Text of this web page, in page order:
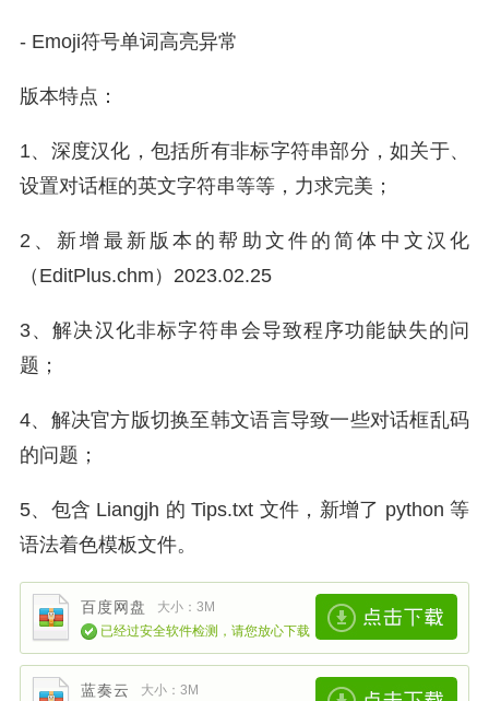
- Emoji符号单词高亮异常
版本特点：
1、深度汉化，包括所有非标字符串部分，如关于、
设置对话框的英文字符串等等，力求完美；
2、新增最新版本的帮助文件的简体中文汉化
（EditPlus.chm）2023.02.25
3、解决汉化非标字符串会导致程序功能缺失的问
题；
4、解决官方版切换至韩文语言导致一些对话框乱码
的问题；
5、包含 Liangjh 的 Tips.txt 文件，新增了 python 等
语法着色模板文件。
百度网盘
大小：3M
已经过安全软件检测，请您放心下载
蓝奏云
大小：3M